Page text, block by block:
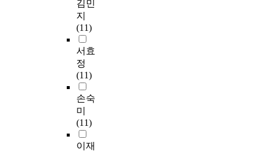
김민
지
(11)
서효
정
(11)
손숙
미
(11)
이재